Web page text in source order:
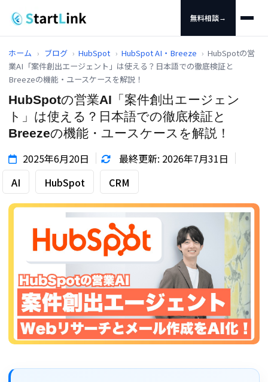
無料相談→
ホーム › ブログ › HubSpot › HubSpot AI・Breeze › HubSpotの営
業AI「案件創出エージェント」は使える？日本語での徹底検証と
Breezeの機能・ユースケースを解説！
HubSpotの営業AI「案件創出エージェン
ト」は使える？日本語での徹底検証と
Breezeの機能・ユースケースを解説！
2025年6月20日
最終更新: 2026年7月31日
AI
HubSpot CRM